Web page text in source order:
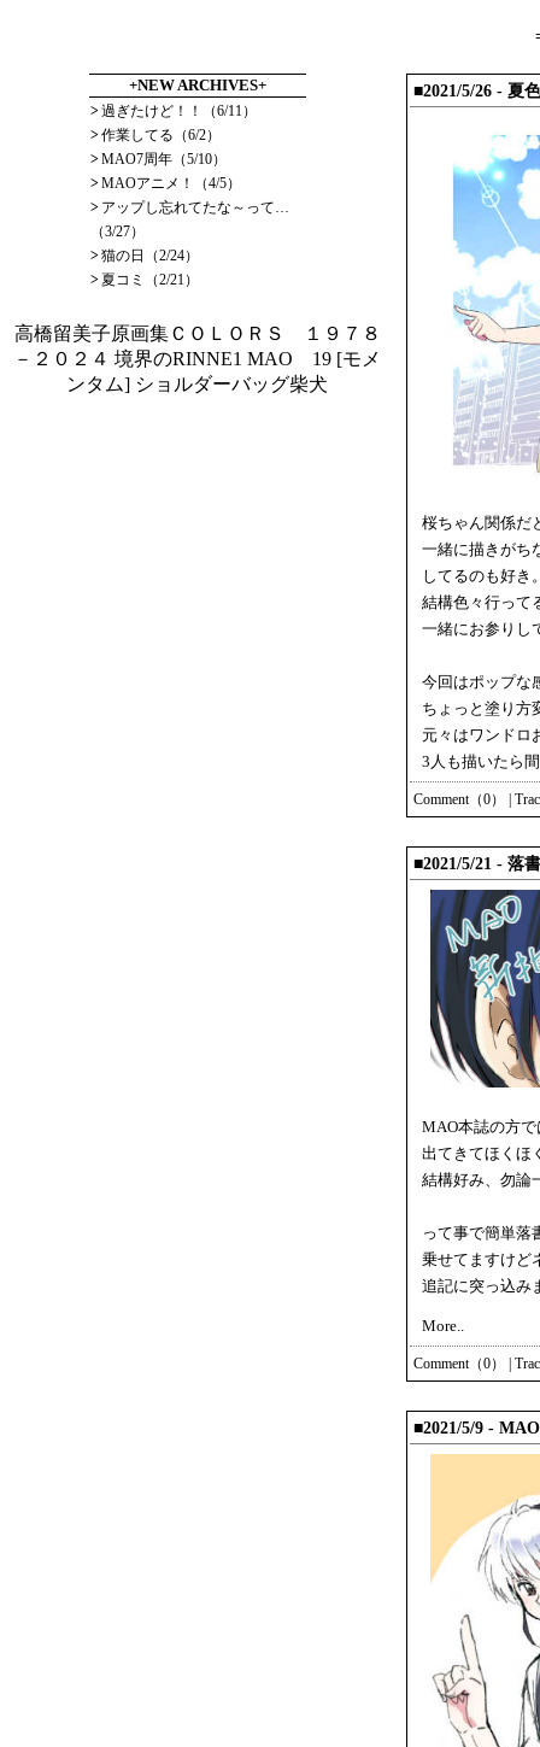
+NEW ARCHIVES+
>過ぎたけど！！（6/11）
>作業してる（6/2）
>MAO7周年（5/10）
>MAOアニメ！（4/5）
> アップし忘れてたな～って…
（3/27）
>猫の日（2/24）
>夏コミ（2/21）
高橋留美子原画集ＣＯＬＯＲＳ １９７８
－２０２４ 境界のRINNE1 MAO 19 [モメ
ンタム] ショルダーバッグ柴犬
■2021/5/26 - 夏
桜ちゃん関係だ
一緒に描きがち
してるのも好き
結構色々行って
一緒にお参りし
今回はポップな
ちょっと塗り方
元々はワンドロ
3人も描いたら
Comment（0）
■2021/5/21 - 落
MAO本誌の方
出てきてほくほ
結構好み、勿論
って事で簡単落
乗せてますけど
追記に突っ込み
More..
Comment（0）
■2021/5/9 -